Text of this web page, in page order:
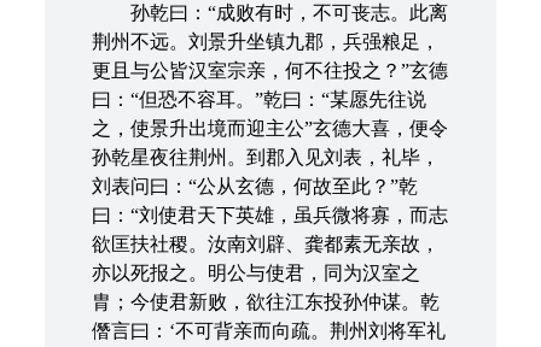
孙乾曰：“成败有时，不可丧志。此离
荆州不远。刘景升坐镇九郡，兵强粮足，
更且与公皆汉室宗亲，何不往投之？”玄德
曰：“但恐不容耳。”乾曰：“某愿先往说
之，使景升出境而迎主公”玄德大喜，便令
孙乾星夜往荆州。到郡入见刘表，礼毕，
刘表问曰：“公从玄德，何故至此？”乾
曰：“刘使君天下英雄，虽兵微将寡，而志
欲匡扶社稷。汝南刘辟、龚都素无亲故，
亦以死报之。明公与使君，同为汉室之
胄；今使君新败，欲往江东投孙仲谋。乾
僭言曰：‘不可背亲而向疏。荆州刘将军礼